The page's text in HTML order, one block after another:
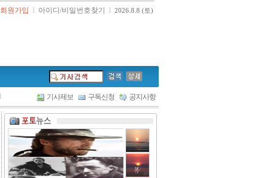
회원가입 l 아이디/비밀번호찾기 l 2026.8.8 (토)
l 기사제보 구독신청 공지사항